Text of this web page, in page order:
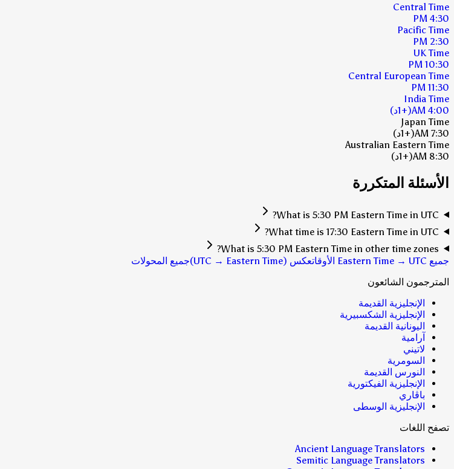
Central Time
4:30 PM
Pacific Time
2:30 PM
UK Time
10:30 PM
Central European Time
11:30 PM
India Time
4:00 AM
(+1د)
Japan Time
7:30 AM
(+1د)
Australian Eastern Time
8:30 AM
(+1د)
الأسئلة المتكررة
What is 5:30 PM Eastern Time in UTC?
What time is 17:30 Eastern Time in UTC?
What is 5:30 PM Eastern Time in other time zones?
جميع Eastern Time → UTC الأوقات
عكس (UTC → Eastern Time)
جميع المحولات
المترجمون الشائعون
الإنجليزية القديمة
الإنجليزية الشكسبيرية
اليونانية القديمة
آرامية
لاتيني
السومرية
النورس القديمة
الإنجليزية الفيكتورية
باڤاري
الإنجليزية الوسطى
تصفح اللغات
Ancient Language Translators
Semitic Language Translators